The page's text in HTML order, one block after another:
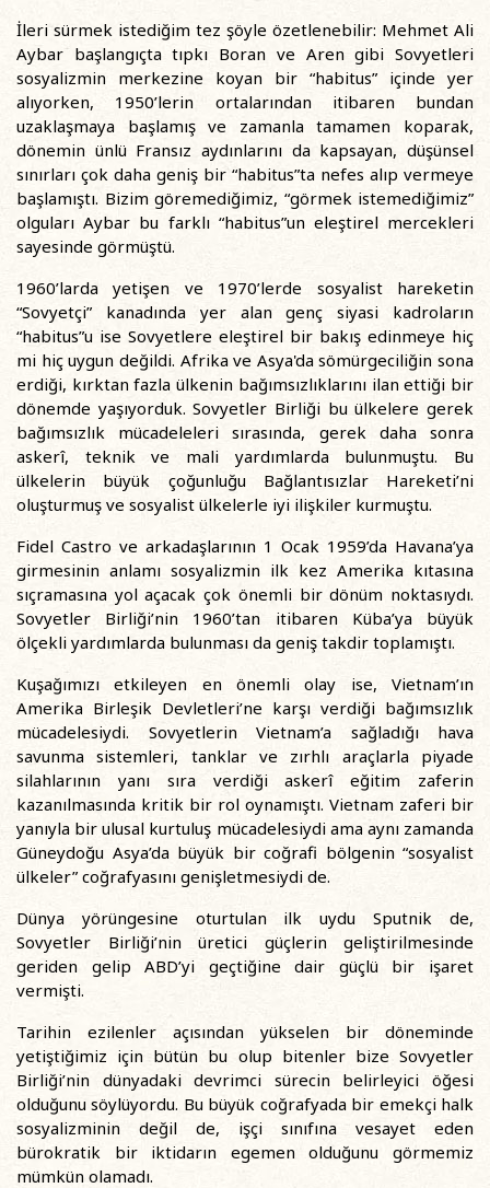
İleri sürmek istediğim tez şöyle özetlenebilir: Mehmet Ali
Aybar başlangıçta tıpkı Boran ve Aren gibi Sovyetleri
sosyalizmin merkezine koyan bir “habitus” içinde yer
alıyorken, 1950’lerin ortalarından itibaren bundan
uzaklaşmaya başlamış ve zamanla tamamen koparak,
dönemin ünlü Fransız aydınlarını da kapsayan, düşünsel
sınırları çok daha geniş bir “habitus”ta nefes alıp vermeye
başlamıştı. Bizim göremediğimiz, “görmek istemediğimiz”
olguları Aybar bu farklı “habitus”un eleştirel mercekleri
sayesinde görmüştü.
1960’larda yetişen ve 1970’lerde sosyalist hareketin
“Sovyetçi” kanadında yer alan genç siyasi kadroların
“habitus”u ise Sovyetlere eleştirel bir bakış edinmeye hiç
mi hiç uygun değildi. Afrika ve Asya'da sömürgeciliğin sona
erdiği, kırktan fazla ülkenin bağımsızlıklarını ilan ettiği bir
dönemde yaşıyorduk. Sovyetler Birliği bu ülkelere gerek
bağımsızlık mücadeleleri sırasında, gerek daha sonra
askerî, teknik ve mali yardımlarda bulunmuştu. Bu
ülkelerin büyük çoğunluğu Bağlantısızlar Hareketi’ni
oluşturmuş ve sosyalist ülkelerle iyi ilişkiler kurmuştu.
Fidel Castro ve arkadaşlarının 1 Ocak 1959’da Havana’ya
girmesinin anlamı sosyalizmin ilk kez Amerika kıtasına
sıçramasına yol açacak çok önemli bir dönüm noktasıydı.
Sovyetler Birliği’nin 1960’tan itibaren Küba’ya büyük
ölçekli yardımlarda bulunması da geniş takdir toplamıştı.
Kuşağımızı etkileyen en önemli olay ise, Vietnam’ın
Amerika Birleşik Devletleri’ne karşı verdiği bağımsızlık
mücadelesiydi. Sovyetlerin Vietnam’a sağladığı hava
savunma sistemleri, tanklar ve zırhlı araçlarla piyade
silahlarının yanı sıra verdiği askerî eğitim zaferin
kazanılmasında kritik bir rol oynamıştı. Vietnam zaferi bir
yanıyla bir ulusal kurtuluş mücadelesiydi ama aynı zamanda
Güneydoğu Asya’da büyük bir coğrafi bölgenin “sosyalist
ülkeler” coğrafyasını genişletmesiydi de.
Dünya yörüngesine oturtulan ilk uydu Sputnik de,
Sovyetler Birliği’nin üretici güçlerin geliştirilmesinde
geriden gelip ABD’yi geçtiğine dair güçlü bir işaret
vermişti.
Tarihin ezilenler açısından yükselen bir döneminde
yetiştiğimiz için bütün bu olup bitenler bize Sovyetler
Birliği’nin dünyadaki devrimci sürecin belirleyici öğesi
olduğunu söylüyordu. Bu büyük coğrafyada bir emekçi halk
sosyalizminin değil de, işçi sınıfına vesayet eden
bürokratik bir iktidarın egemen olduğunu görmemiz
mümkün olamadı.